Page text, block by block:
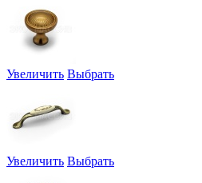
Увеличить Выбрать
Увеличить Выбрать